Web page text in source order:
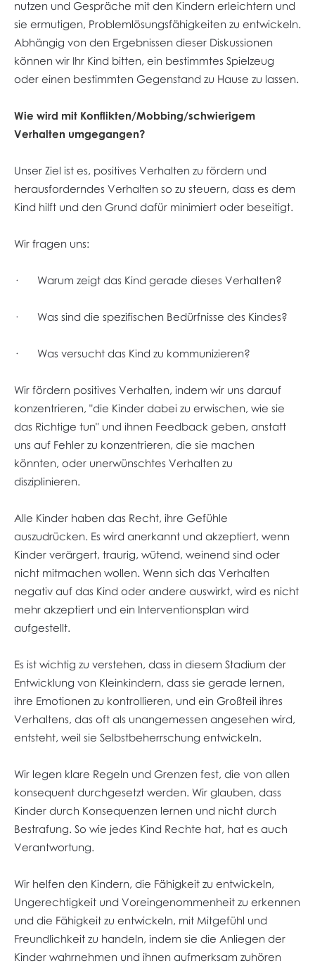
nutzen und Gespräche mit den Kindern erleichtern und
sie ermutigen, Problemlösungsfähigkeiten zu entwickeln.
Abhängig von den Ergebnissen dieser Diskussionen
können wir Ihr Kind bitten, ein bestimmtes Spielzeug
oder einen bestimmten Gegenstand zu Hause zu lassen.
Wie wird mit Konflikten/Mobbing/schwierigem
Verhalten umgegangen?
Unser Ziel ist es, positives Verhalten zu fördern und
herausforderndes Verhalten so zu steuern, dass es dem
Kind hilft und den Grund dafür minimiert oder beseitigt.
Wir fragen uns:
· Warum zeigt das Kind gerade dieses Verhalten?
· Was sind die spezifischen Bedürfnisse des Kindes?
· Was versucht das Kind zu kommunizieren?
Wir fördern positives Verhalten, indem wir uns darauf
konzentrieren, "die Kinder dabei zu erwischen, wie sie
das Richtige tun" und ihnen Feedback geben, anstatt
uns auf Fehler zu konzentrieren, die sie machen
könnten, oder unerwünschtes Verhalten zu
disziplinieren.
Alle Kinder haben das Recht, ihre Gefühle
auszudrücken. Es wird anerkannt und akzeptiert, wenn
Kinder verärgert, traurig, wütend, weinend sind oder
nicht mitmachen wollen. Wenn sich das Verhalten
negativ auf das Kind oder andere auswirkt, wird es nicht
mehr akzeptiert und ein Interventionsplan wird
aufgestellt.
Es ist wichtig zu verstehen, dass in diesem Stadium der
Entwicklung von Kleinkindern, dass sie gerade lernen,
ihre Emotionen zu kontrollieren, und ein Großteil ihres
Verhaltens, das oft als unangemessen angesehen wird,
entsteht, weil sie Selbstbeherrschung entwickeln.
Wir legen klare Regeln und Grenzen fest, die von allen
konsequent durchgesetzt werden. Wir glauben, dass
Kinder durch Konsequenzen lernen und nicht durch
Bestrafung. So wie jedes Kind Rechte hat, hat es auch
Verantwortung.
Wir helfen den Kindern, die Fähigkeit zu entwickeln,
Ungerechtigkeit und Voreingenommenheit zu erkennen
und die Fähigkeit zu entwickeln, mit Mitgefühl und
Freundlichkeit zu handeln, indem sie die Anliegen der
Kinder wahrnehmen und ihnen aufmerksam zuhören